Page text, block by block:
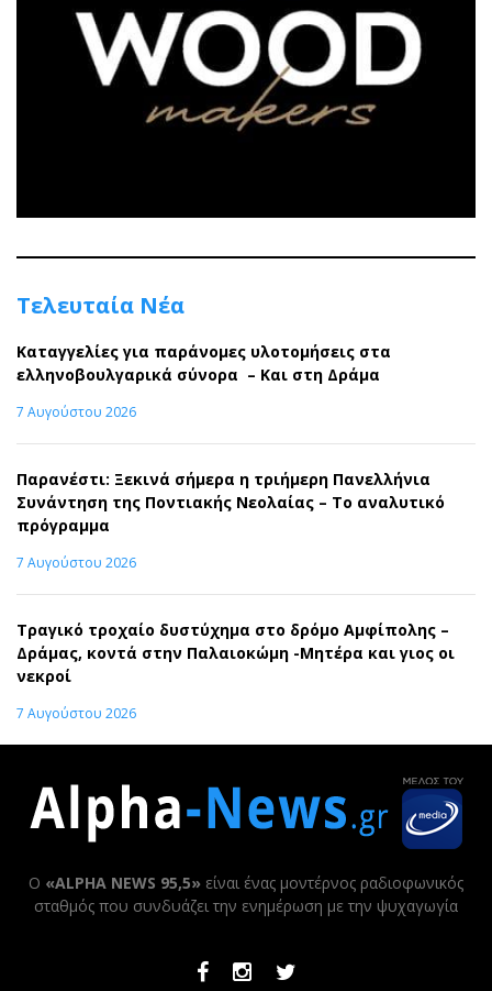
Τελευταία Νέα
Καταγγελίες για παράνομες υλοτομήσεις στα
ελληνοβουλγαρικά σύνορα – Και στη Δράμα
7 Αυγούστου 2026
Παρανέστι: Ξεκινά σήμερα η τριήμερη Πανελλήνια
Συνάντηση της Ποντιακής Νεολαίας – Το αναλυτικό
πρόγραμμα
7 Αυγούστου 2026
Τραγικό τροχαίο δυστύχημα στο δρόμο Αμφίπολης –
Δράμας, κοντά στην Παλαιοκώμη -Μητέρα και γιος οι
νεκροί
7 Αυγούστου 2026
Ο «ALPHA NEWS 95,5» είναι ένας μοντέρνος ραδιοφωνικός
σταθμός που συνδυάζει την ενημέρωση με την ψυχαγωγία
FacebookInstagramTwitter